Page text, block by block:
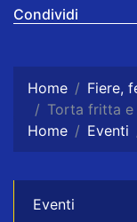
Condividi
Home
Fiere,
Torta fritta e
Home
Eventi
Eventi